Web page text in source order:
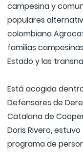
campesina y
populares
colombiana
familias
Estado y las
Está acogida
Defensores de
Catalana de
Doris Rivero,
programa de